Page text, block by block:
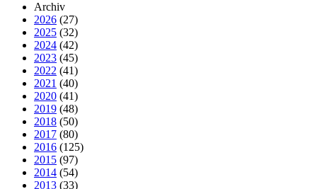
Archiv
2026 (27)
2025 (32)
2024 (42)
2023 (45)
2022 (41)
2021 (40)
2020 (41)
2019 (48)
2018 (50)
2017 (80)
2016 (125)
2015 (97)
2014 (54)
2013 (33)